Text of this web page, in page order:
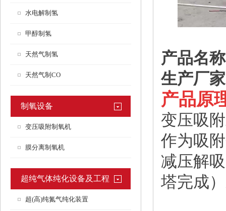
水电解制氢
甲醇制氢
天然气制氢
天然气制CO
制氧设备
变压吸附制氧机
膜分离制氧机
超纯气体纯化设备及工程
超(高)纯氮气纯化装置
产品名
生产厂
产品原
变压吸
作为吸
减压解
塔完成